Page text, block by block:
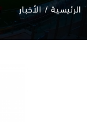
الرئيسية الأخبار